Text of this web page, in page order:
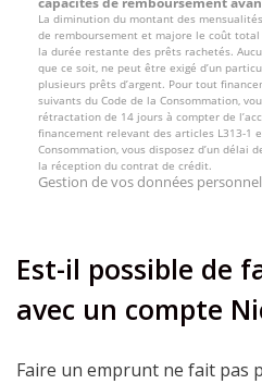
Est-il possible de
avec un compte
Faire un emprunt ne fait pas